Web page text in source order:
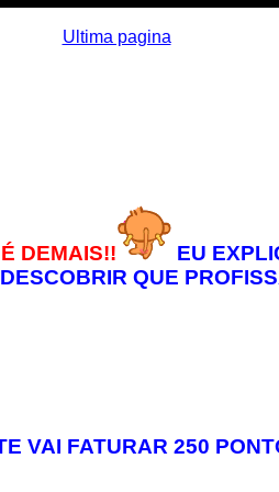
Ultima pagina
DEMAIS!!
EU
QUE
VAI FATURAR 250